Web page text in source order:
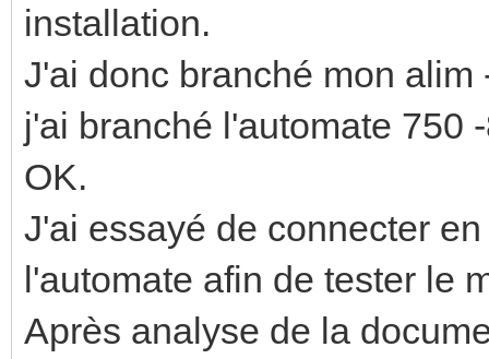
installation.
J'ai donc branché mon alim
j'ai branché l'automate 750
OK.
J'ai essayé de connecter
l'automate afin de tester le
Après analyse de la